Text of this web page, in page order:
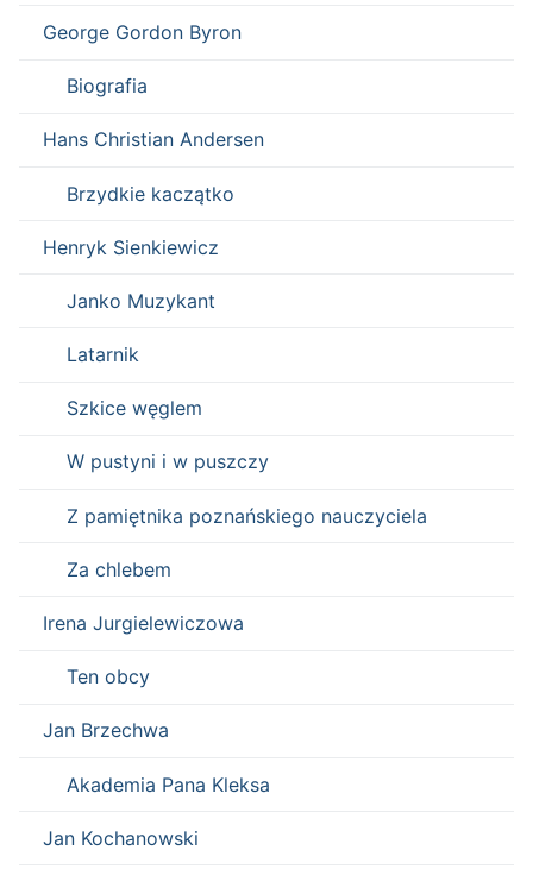
George Gordon Byron
Biografia
Hans Christian Andersen
Brzydkie kaczątko
Henryk Sienkiewicz
Janko Muzykant
Latarnik
Szkice węglem
W pustyni i w puszczy
Z pamiętnika poznańskiego nauczyciela
Za chlebem
Irena Jurgielewiczowa
Ten obcy
Jan Brzechwa
Akademia Pana Kleksa
Jan Kochanowski